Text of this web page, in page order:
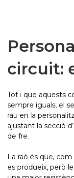
circuit:
Tot i que aquests
sempre iguals, el
rau en la
ajustant la secció
de fre.
La raó és que,
es produeix, però